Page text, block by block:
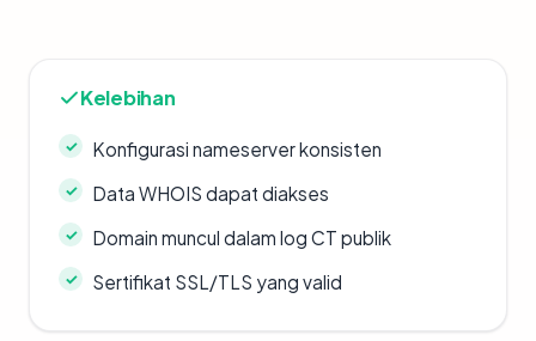
Kelebihan
Konfigurasi nameserver konsisten
Data WHOIS dapat diakses
Domain muncul dalam log CT publik
Sertifikat SSL/TLS yang valid